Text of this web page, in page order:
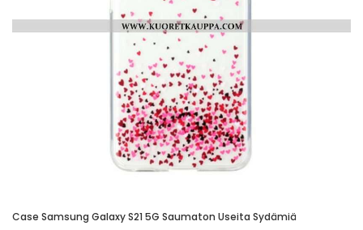
Case Samsung Galaxy S21 5G Saumaton Useita Sydämiä